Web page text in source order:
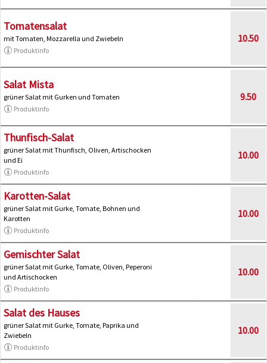
Tomatensalat
mit Tomaten, Mozzarella und Zwiebeln
Produktinfo
10.50
Salat Mista
grüner Salat mit Gurken und Tomaten
Produktinfo
9.50
Thunfisch-Salat
grüner Salat mit Thunfisch, Oliven, Artischocken
und Ei
Produktinfo
10.00
Karotten-Salat
grüner Salat mit Gurke, Tomate, Bohnen und
Karotten
Produktinfo
10.00
Gemischter Salat
grüner Salat mit Gurke, Tomate, Oliven, Peperoni
und Artischocken
Produktinfo
10.00
Salat des Hauses
grüner Salat mit Gurke, Tomate, Paprika und
Zwiebeln
Produktinfo
10.00